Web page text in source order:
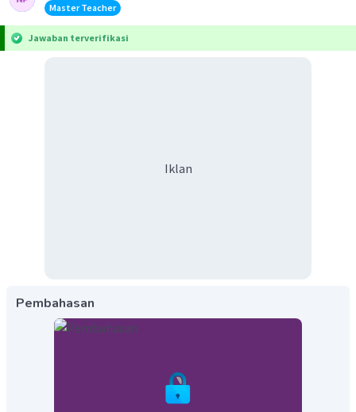
Master Teacher
Jawaban terverifikasi
Iklan
Pembahasan